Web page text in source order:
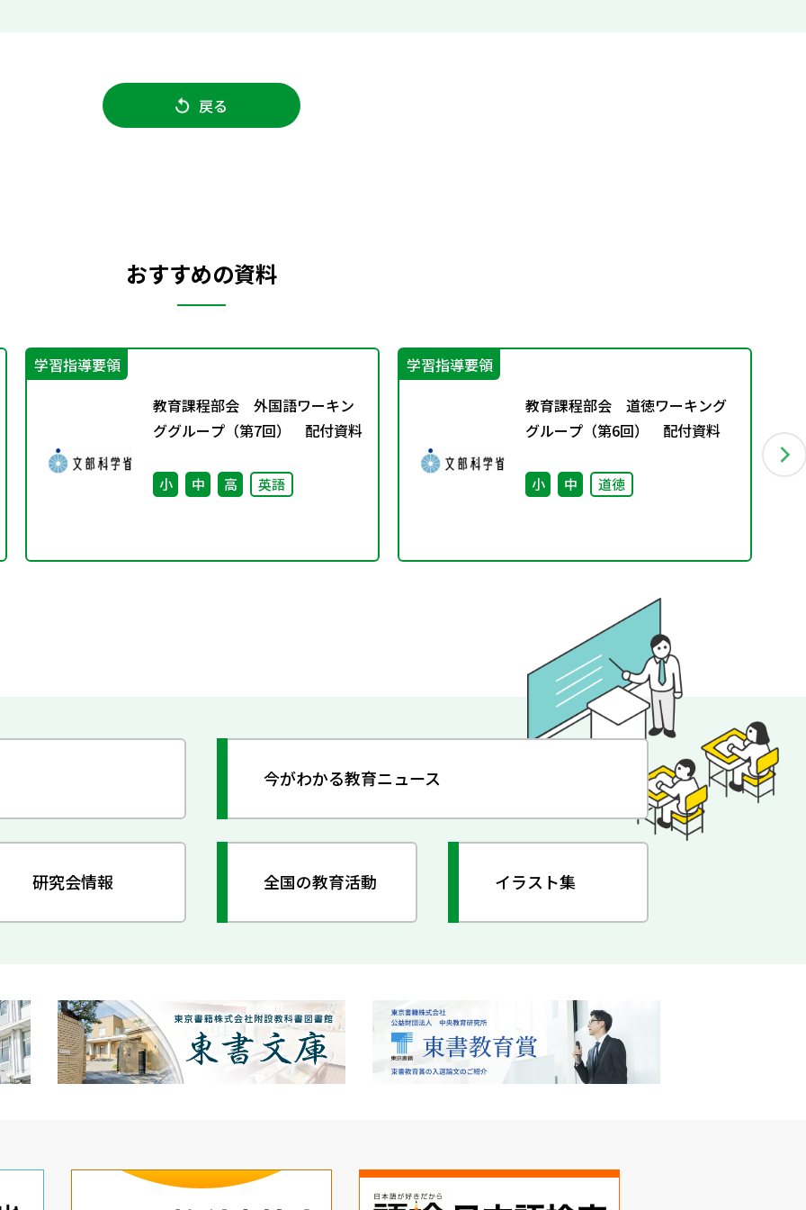
戻る
おすすめの資料
学習指導要領
教育課程部会 外国語ワーキン
ググループ（第7回） 配付資料
小 中 高 英語
学習指導要領
教育課程部会 道徳ワーキング
グループ（第6回） 配付資料
小 中 道徳
今がわかる教育ニュース
研究会情報 全国の教育活動 イラスト集